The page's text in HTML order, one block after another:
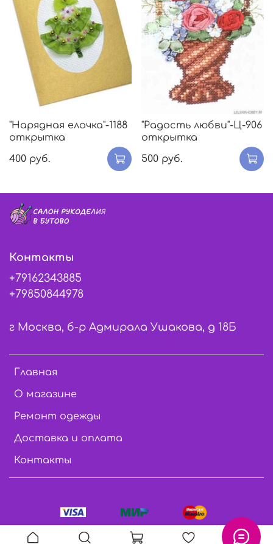
"Нарядная елочка"-1188
открытка
400 руб.
"Радость любви"-Ц-906
открытка
500 руб.
Главная
О магазине
Ремонт одежды
Доставка и оплата
Контакты
Контакты
+79162343885
+79850844978
г Москва, б-р Адмирала Ушакова, д 18Б